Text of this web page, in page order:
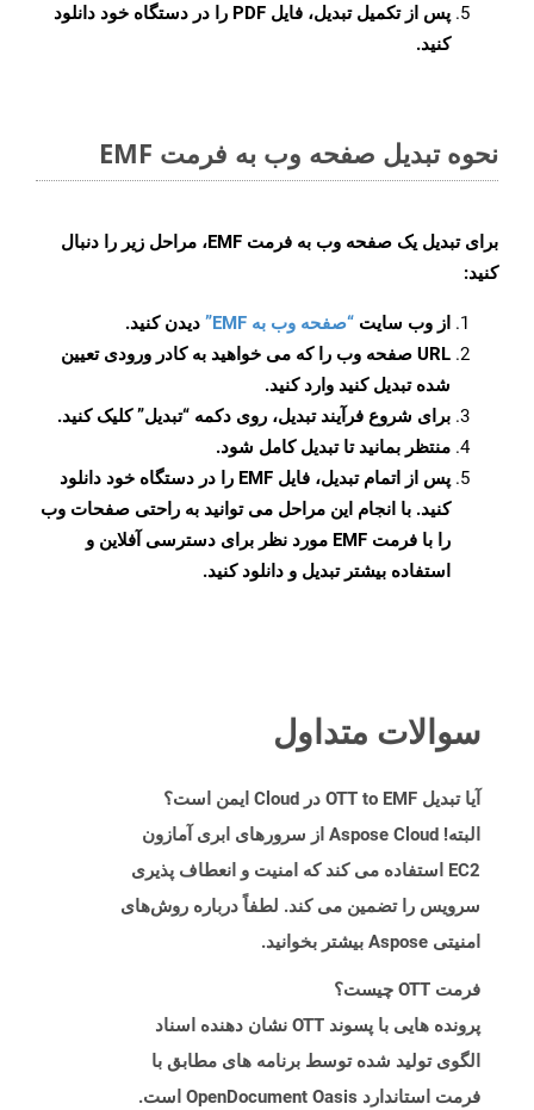
پس از تکمیل تبدیل، فایل PDF را در دستگاه خود دانلود
کنید.
نحوه تبدیل صفحه وب به فرمت EMF
برای تبدیل یک صفحه وب به فرمت EMF، مراحل زیر را دنبال
کنید:
از وب سایت “صفحه وب به EMF”
دیدن کنید.
URL صفحه وب را که می خواهید به کادر ورودی تعیین
شده تبدیل کنید وارد کنید.
برای شروع فرآیند تبدیل، روی دکمه “تبدیل” کلیک کنید.
منتظر بمانید تا تبدیل کامل شود.
پس از اتمام تبدیل، فایل EMF را در دستگاه خود دانلود
کنید. با انجام این مراحل می توانید به راحتی صفحات وب
را با فرمت EMF مورد نظر برای دسترسی آفلاین و
استفاده بیشتر تبدیل و دانلود کنید.
سوالات متداول
آیا تبدیل OTT to EMF در Cloud ایمن است؟
البته! Aspose Cloud از سرورهای ابری آمازون
EC2 استفاده می کند که امنیت و انعطاف پذیری
سرویس را تضمین می کند. لطفاً درباره روش‌های
امنیتی Aspose بیشتر بخوانید.
فرمت OTT چیست؟
پرونده هایی با پسوند OTT نشان دهنده اسناد
الگوی تولید شده توسط برنامه های مطابق با
فرمت استاندارد OpenDocument Oasis است.